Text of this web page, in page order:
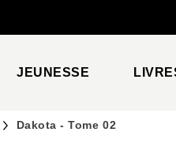
JEUNESSE
Dakota - Tome 02